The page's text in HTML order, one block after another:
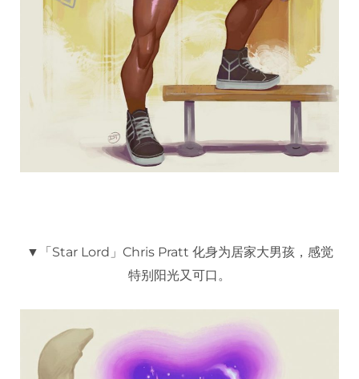
▼「Star Lord」Chris Pratt 化身为居家大男孩，感觉
特别阳光又可口。